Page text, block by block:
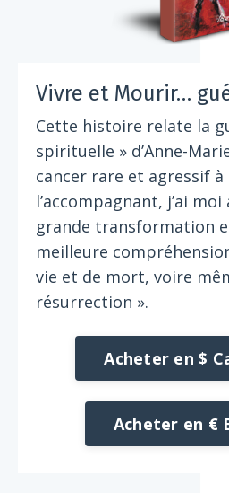
Vivre et Mourir…
Cette histoire relate la
spirituelle » d’Anne-
cancer rare et agressif à
l’accompagnant, j’ai
grande transformation
meilleure
vie et de mort, voire
résurrection ».
Acheter en $
Acheter en €